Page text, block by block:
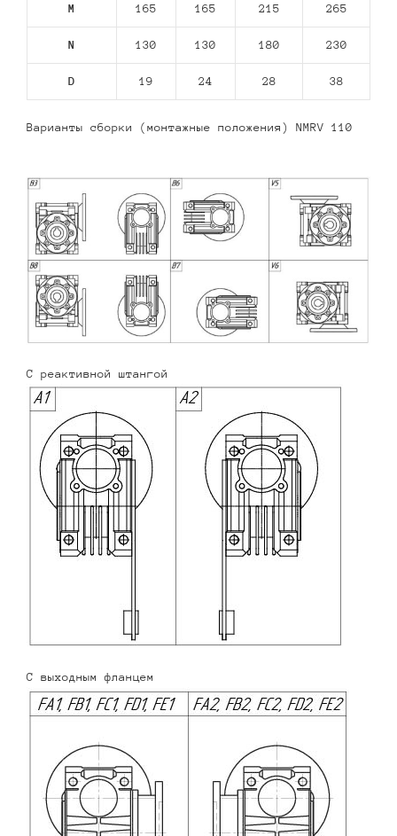
M 165 165 215 265
N 130 130 180 230
D 19 24 28 38
Варианты сборки (монтажные положения) NMRV 110
С реактивной штангой
С выходным фланцем